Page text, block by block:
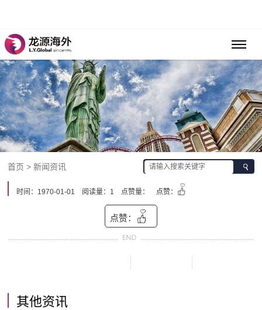
首页 > 新闻资讯
时间：1970-01-01 阅读量：1 点赞量： 点赞：
点赞：
其他资讯